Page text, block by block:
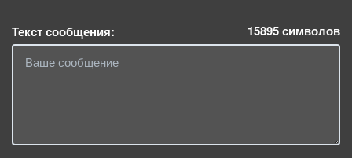
Текст сообщения: 15895символов